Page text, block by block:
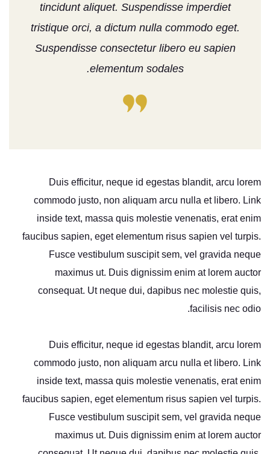
tincidunt aliquet. Suspendisse imperdiet
tristique orci, a dictum nulla commodo eget.
Suspendisse consectetur libero eu sapien
elementum sodales.
Duis efficitur, neque id egestas blandit, arcu lorem
commodo justo, non aliquam arcu nulla et libero. Link
inside text, massa quis molestie venenatis, erat enim
faucibus sapien, eget elementum risus sapien vel turpis.
Fusce vestibulum suscipit sem, vel gravida neque
maximus ut. Duis dignissim enim at lorem auctor
consequat. Ut neque dui, dapibus nec molestie quis,
facilisis nec odio.
Duis efficitur, neque id egestas blandit, arcu lorem
commodo justo, non aliquam arcu nulla et libero. Link
inside text, massa quis molestie venenatis, erat enim
faucibus sapien, eget elementum risus sapien vel turpis.
Fusce vestibulum suscipit sem, vel gravida neque
maximus ut. Duis dignissim enim at lorem auctor